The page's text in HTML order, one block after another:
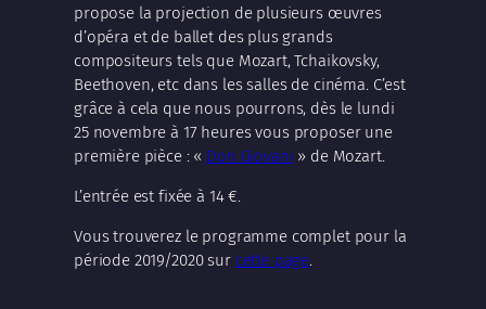
propose la projection de plusieurs œuvres
d’opéra et de ballet des plus grands
compositeurs tels que Mozart, Tchaikovsky,
Beethoven, etc dans les salles de cinéma. C’est
grâce à cela que nous pourrons, dès le lundi
25 novembre à 17 heures vous proposer une
première pièce : « Don Giovani » de Mozart.
L’entrée est fixée à 14 €.
Vous trouverez le programme complet pour la
période 2019/2020 sur cette page.